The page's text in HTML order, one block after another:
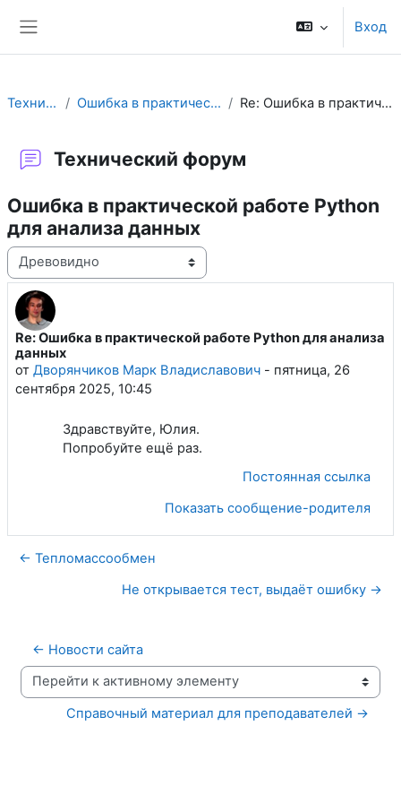
Вход
Технический форум Ошибка в практической работе Python для анализа данных Re: Ошибка в практической работе Python для анализа данных
Технический форум
Ошибка в практической работе Python
для анализа данных
Режим отображения
Re: Ошибка в практической работе Python для анализа
данных
от Дворянчиков Марк Владиславович - пятница, 26
сентября 2025, 10:45
Количество ответов: 0
Здравствуйте, Юлия.
Попробуйте ещё раз.
Постоянная ссылка
Показать сообщение-родителя
← Тепломассообмен
Не открывается тест, выдаёт ошибку →
← Новости сайта
Перейти к активному элементу
Справочный материал для преподавателей →